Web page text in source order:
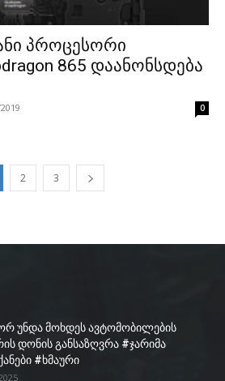
პროცესორი
865 დაანონსდება
0
2 3
უნდა მოხდეს ავტომობილების
დონის განსაზღვრა #ჯარიმა
#ხმაური